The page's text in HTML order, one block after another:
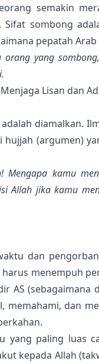
semakin
sombong
pepatah
yang
Lisan dan
diamalkan.
(argumen)
Mengapa kamu
Allah jika kamu
dan
menempuh
AS (sebagaimana
memahami, dan
yang paling luas
kepada Allah